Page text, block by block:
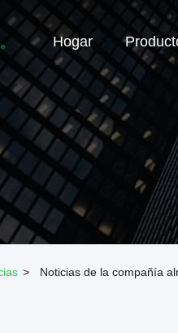
Hogar
> Noticias de la compañía